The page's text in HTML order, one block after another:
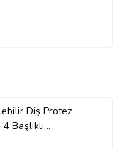
Diş Protez
Başlıklı
Beyaz